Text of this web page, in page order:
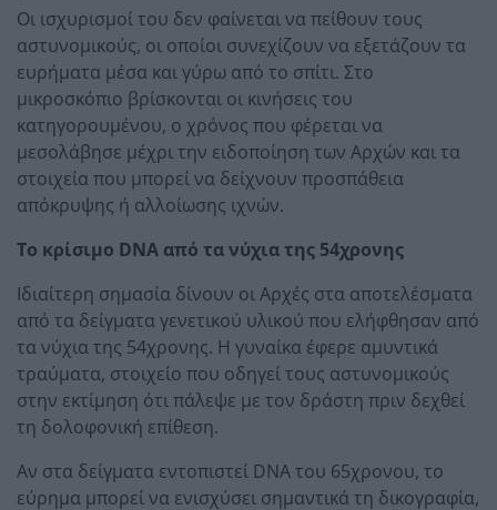
Οι ισχυρισμοί του δεν φαίνεται να πείθουν τους
αστυνομικούς, οι οποίοι συνεχίζουν να εξετάζουν τα
ευρήματα μέσα και γύρω από το σπίτι. Στο
μικροσκόπιο βρίσκονται οι κινήσεις του
κατηγορουμένου, ο χρόνος που φέρεται να
μεσολάβησε μέχρι την ειδοποίηση των Αρχών και τα
στοιχεία που μπορεί να δείχνουν προσπάθεια
απόκρυψης ή αλλοίωσης ιχνών.
Το κρίσιμο DNA από τα νύχια της 54χρονης
Ιδιαίτερη σημασία δίνουν οι Αρχές στα αποτελέσματα
από τα δείγματα γενετικού υλικού που ελήφθησαν από
τα νύχια της 54χρονης. Η γυναίκα έφερε αμυντικά
τραύματα, στοιχείο που οδηγεί τους αστυνομικούς
στην εκτίμηση ότι πάλεψε με τον δράστη πριν δεχθεί
τη δολοφονική επίθεση.
Αν στα δείγματα εντοπιστεί DNA του 65χρονου, το
εύρημα μπορεί να ενισχύσει σημαντικά τη δικογραφία,